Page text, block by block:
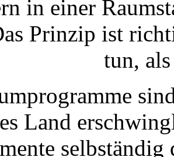
in einer
Prinzip ist
tun,
Land